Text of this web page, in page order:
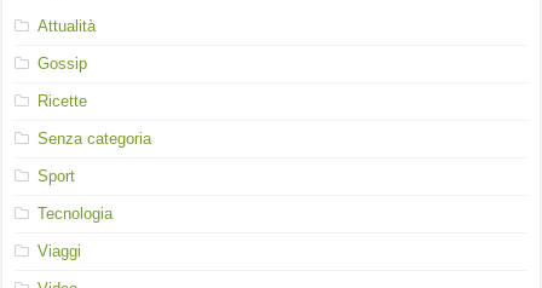
Attualità
Gossip
Ricette
Senza categoria
Sport
Tecnologia
Viaggi